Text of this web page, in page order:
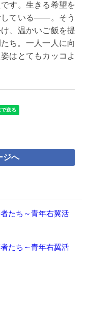
す。生きる希望を
している――。そう
、温かいご飯を提
ち。一人一人に向
はとてもカッコよ
ジへ
たち～青年右翼活
たち～青年右翼活